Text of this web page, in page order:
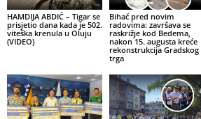
HAMDIJA ABDIĆ – Tigar se
prisjetio dana kada je 502.
viteška krenula u Oluju
(VIDEO)
Bihać pred novim
radovima: završava se
raskrižje kod Bedema,
nakon 15. augusta kreće
rekonstrukcija Gradskog
trga